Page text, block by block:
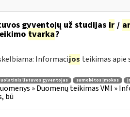
gyventojų už studijas ir/ ar
tvarka?
Informacijos teikimas apie
lietuvos gyventojas sumokėtos įmokos
» Duomenų teikimas VMI »
bū